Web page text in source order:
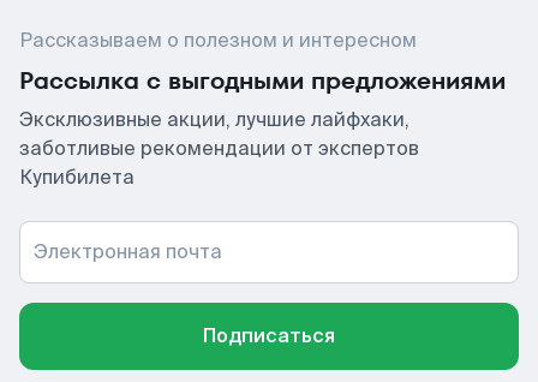
Рассказываем о полезном и интересном
Рассылка с выгодными предложениями
Эксклюзивные акции, лучшие лайфхаки,
заботливые рекомендации от экспертов
Купибилета
Электронная почта
Подписаться